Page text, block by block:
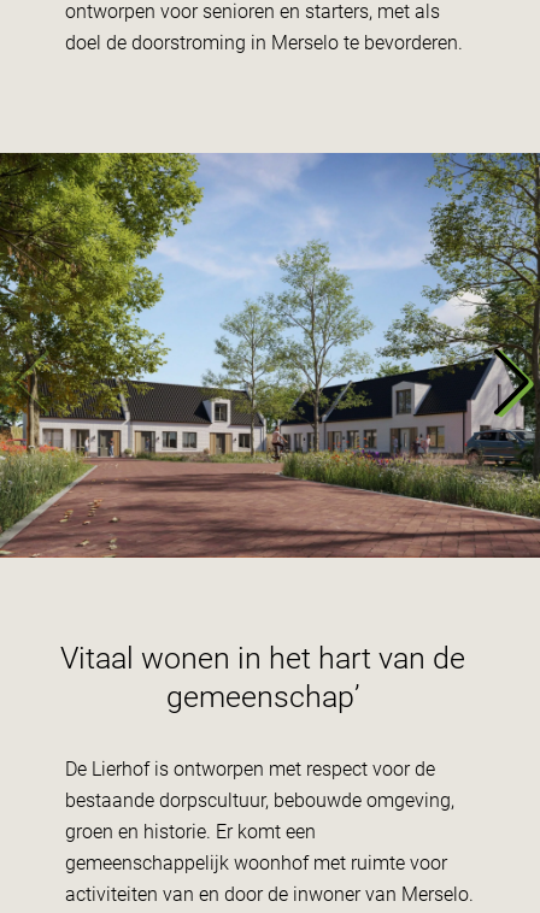
ontworpen voor senioren en starters, met als
doel de doorstroming in Merselo te bevorderen.
Vitaal wonen in het hart van de
gemeenschap’
De Lierhof is ontworpen met respect voor de
bestaande dorpscultuur, bebouwde omgeving,
groen en historie. Er komt een
gemeenschappelijk woonhof met ruimte voor
activiteiten van en door de inwoner van Merselo.